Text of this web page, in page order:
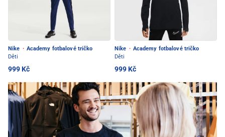
Nike · Academy fotbalové tričko
Děti
999 Kč
Nike · Academy fotbalové tričko
Děti
999 Kč